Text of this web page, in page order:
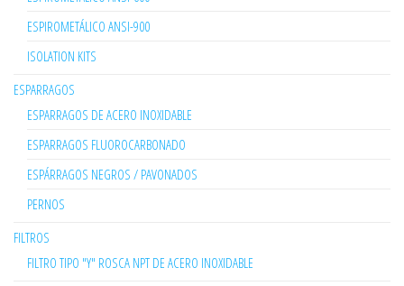
ESPIROMETÁLICO ANSI-900
ISOLATION KITS
ESPARRAGOS
ESPARRAGOS DE ACERO INOXIDABLE
ESPARRAGOS FLUOROCARBONADO
ESPÁRRAGOS NEGROS / PAVONADOS
PERNOS
FILTROS
FILTRO TIPO "Y" ROSCA NPT DE ACERO INOXIDABLE